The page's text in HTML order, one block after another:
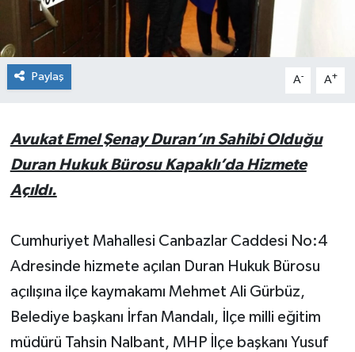
Paylaş A- A+
Avukat Emel Şenay Duran’ın Sahibi Olduğu
Duran Hukuk Bürosu Kapaklı’da Hizmete
Açıldı.
Cumhuriyet Mahallesi Canbazlar Caddesi No:4
Adresinde hizmete açılan Duran Hukuk Bürosu
açılışına ilçe kaymakamı Mehmet Ali Gürbüz,
Belediye başkanı İrfan Mandalı, İlçe milli eğitim
müdürü Tahsin Nalbant, MHP İlçe başkanı Yusuf
Sağlık
Teknoloji